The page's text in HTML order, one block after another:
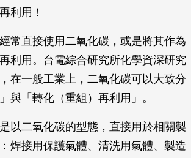
利用！
常直接使用二氧化碳，或是將其作為
利用。台電綜合研究所化學資深研究
在一般工業上，二氧化碳可以大致分
與「轉化（重組）再利用」。
以二氧化碳的型態，直接用於相關製
焊接用保護氣體、清洗用氣體、製造